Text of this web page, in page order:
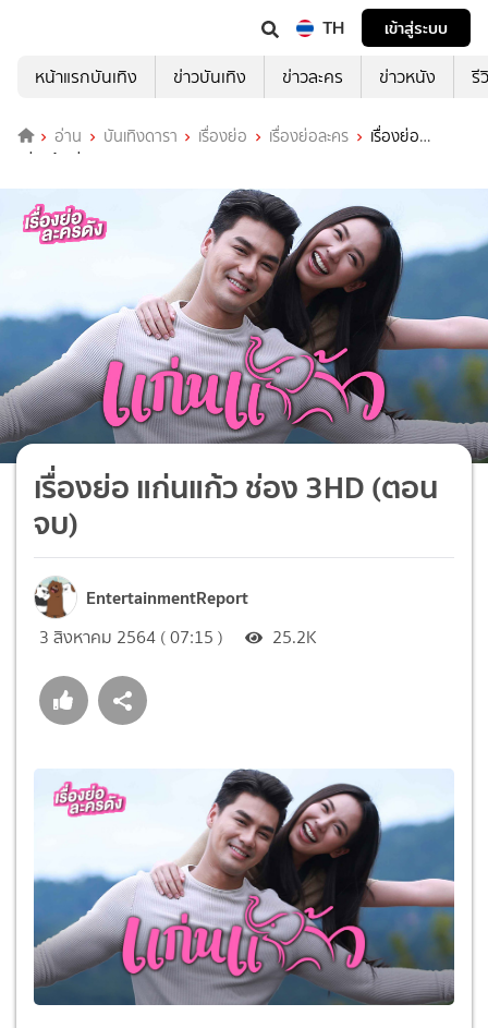
TH
เข้าสู่ระบบ
หน้าแรกบันเทิง
ข่าวบันเทิง ข่าวละคร ข่าวหนัง รี
อ่าน บันเทิงดารา เรื่องย่อ เรื่องย่อละคร
เรื่องย่อ
แก่นแก้ว ช่อง 3HD (ตอนจบ)
เรื่องย่อ แก่นแก้ว ช่อง 3HD (ตอน
จบ)
EntertainmentReport
3 สิงหาคม 2564 ( 07:15 ) 25.2K